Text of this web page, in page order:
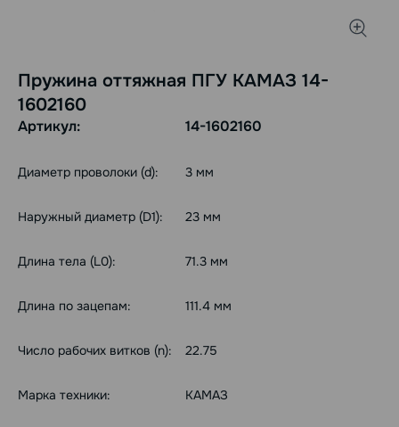
Пружина оттяжная ПГУ КАМАЗ 14-
1602160
Артикул: 14-1602160
Диаметр проволоки (d): 3 мм
Наружный диаметр (D1): 23 мм
Длина тела (L0): 71.3 мм
Длина по зацепам: 111.4 мм
Число рабочих витков (n): 22.75
Марка техники: КАМАЗ